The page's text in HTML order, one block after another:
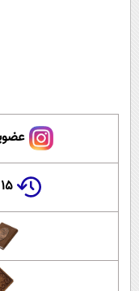
۱۵ سال پیش در چنین روزی